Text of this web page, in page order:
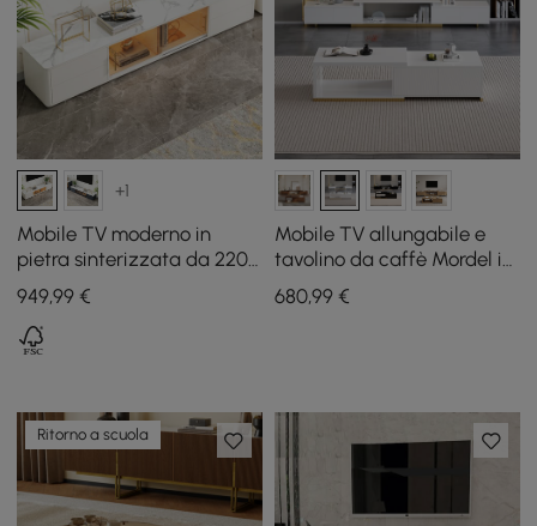
+1
Mobile TV moderno in
pietra sinterizzata da 2200
mm con 4 cassetti e ante in
vetro
949,99 €
Mobile TV allungabile e
tavolino da caffè Mordel in
bianco
680,99€
Ritorno a scuola